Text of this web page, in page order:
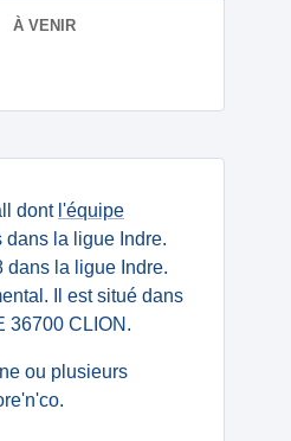
À VENIR
dont l'équipe
la ligue Indre.
dans la ligue Indre.
Il est situé dans
36700 CLION.
ou plusieurs